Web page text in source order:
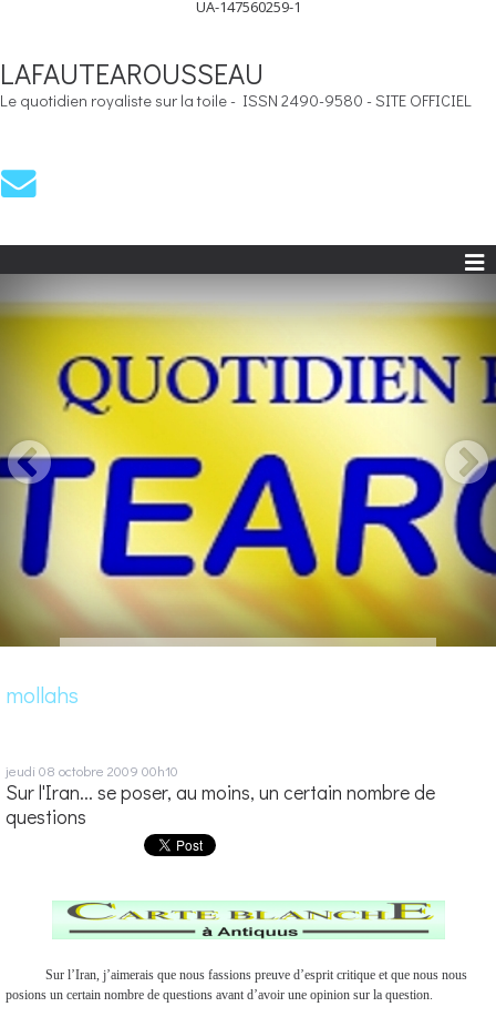
UA-147560259-1
LAFAUTEAROUSSEAU
Le quotidien royaliste sur la toile - ISSN 2490-9580 - SITE OFFICIEL
mollahs
jeudi 08 octobre 2009 00h10
Sur l'Iran... se poser, au moins, un certain nombre de
questions
Sur l’Iran, j’aimerais que nous fassions preuve d’esprit critique et que nous nous
posions un certain nombre de questions avant d’avoir une opinion sur la question.